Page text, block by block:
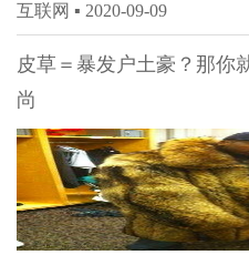
互联网 ▪ 2020-09-09
皮草＝暴发户土豪？那你
尚